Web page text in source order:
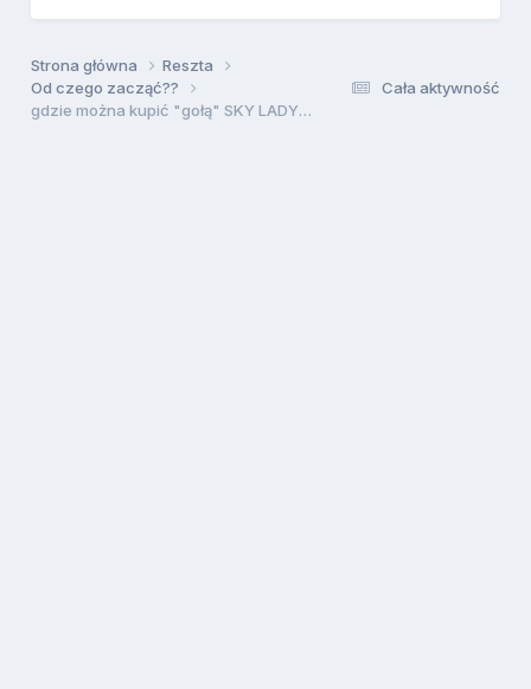
Cała aktywność
Strona główna
Reszta
Od czego zacząć??
gdzie można kupić "gołą" SKY LADY??